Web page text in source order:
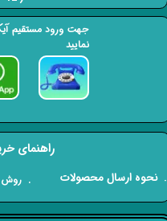
راهنمای
​. نحوه ارسال محصولات . روش
جهت ورود مستقیم
نمایید